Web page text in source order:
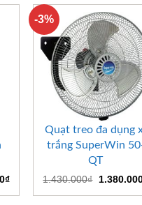
₫Giá
tại
-3%
Quạt treo đa dụng
trắng SuperWin
QT
1.430.000₫ Giá
là: